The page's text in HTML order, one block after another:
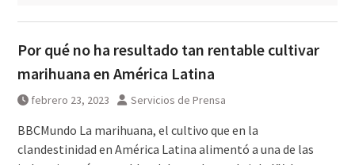
Por qué no ha resultado tan rentable cultivar
marihuana en América Latina
febrero 23, 2023 Servicios de Prensa
BBCMundo La marihuana, el cultivo que en la
clandestinidad en América Latina alimentó a una de las